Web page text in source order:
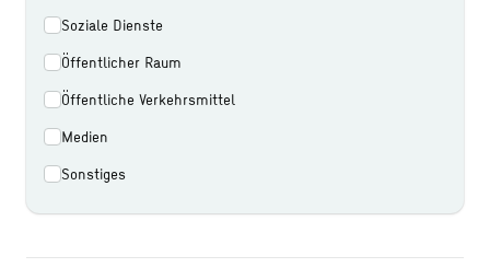
Soziale Dienste
Öffentlicher Raum
Öffentliche Verkehrsmittel
Medien
Sonstiges